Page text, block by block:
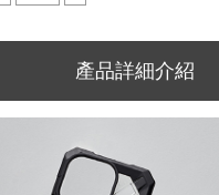
產品詳細介紹